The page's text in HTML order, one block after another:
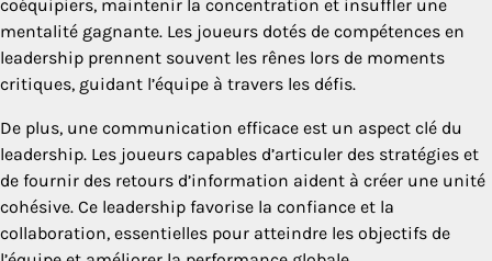
coéquipiers, maintenir la concentration et insuffler une
mentalité gagnante. Les joueurs dotés de compétences en
leadership prennent souvent les rênes lors de moments
critiques, guidant l’équipe à travers les défis.
De plus, une communication efficace est un aspect clé du
leadership. Les joueurs capables d’articuler des stratégies et
de fournir des retours d’information aident à créer une unité
cohésive. Ce leadership favorise la confiance et la
collaboration, essentielles pour atteindre les objectifs de